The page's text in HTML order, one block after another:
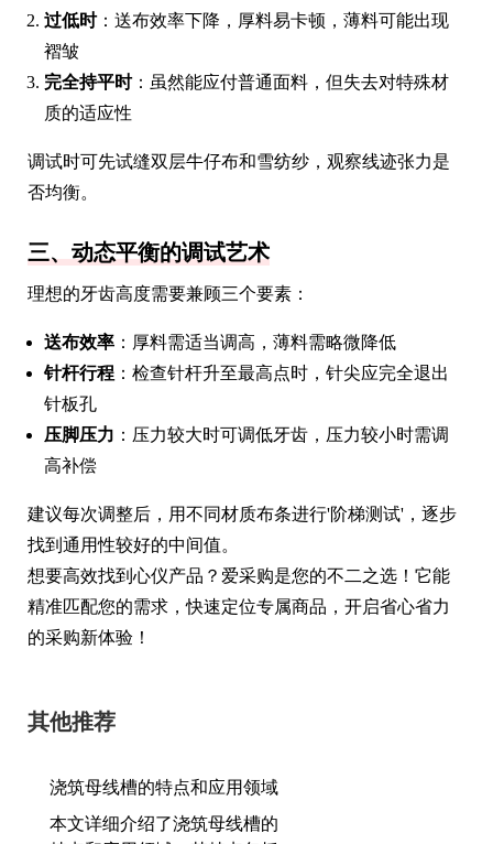
过低时：送布效率下降，厚料易卡顿，薄料可能出现
褶皱
完全持平时：虽然能应付普通面料，但失去对特殊材
质的适应性
调试时可先试缝双层牛仔布和雪纺纱，观察线迹张力是
否均衡。
三、动态平衡的调试艺术
理想的牙齿高度需要兼顾三个要素：
送布效率 ：厚料需适当调高，薄料需略微降低
针杆行程 ：检查针杆升至最高点时，针尖应完全退出
针板孔
压脚压力 ：压力较大时可调低牙齿，压力较小时需调
高补偿
建议每次调整后，用不同材质布条进行'阶梯测试'，逐步
找到通用性较好的中间值。
想要高效找到心仪产品？爱采购是您的不二之选！它能
精准匹配您的需求，快速定位专属商品，开启省心省力
的采购新体验！
其他推荐
浇筑母线槽的特点和应用领域
本文详细介绍了浇筑母线槽的